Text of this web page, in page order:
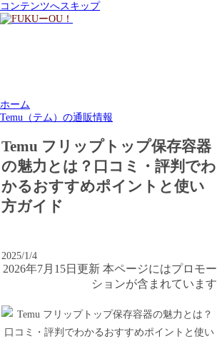
コンテンツへスキップ
ホーム
Temu（テム）の通販情報
Temu フリップトップ保存容器
の魅力とは？口コミ・評判でわ
かるおすすめポイントと使い
方ガイド
2025/1/4
2026年7月15日更新 本ページにはプロモー
ションが含まれています